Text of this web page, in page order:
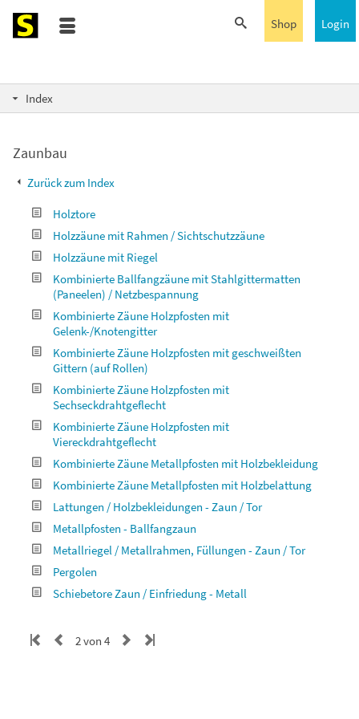
Login
Shop
Index
Zaunbau
Zurück zum Index
Holztore
Holzzäune mit Rahmen / Sichtschutzzäune
Holzzäune mit Riegel
Kombinierte Ballfangzäune mit Stahlgittermatten
(Paneelen) / Netzbespannung
Kombinierte Zäune Holzpfosten mit
Gelenk-/Knotengitter
Kombinierte Zäune Holzpfosten mit geschweißten
Gittern (auf Rollen)
Kombinierte Zäune Holzpfosten mit
Sechseckdrahtgeflecht
Kombinierte Zäune Holzpfosten mit
Viereckdrahtgeflecht
Kombinierte Zäune Metallpfosten mit Holzbekleidung
Kombinierte Zäune Metallpfosten mit Holzbelattung
Lattungen / Holzbekleidungen - Zaun / Tor
Metallpfosten - Ballfangzaun
Metallriegel / Metallrahmen, Füllungen - Zaun / Tor
Pergolen
Schiebetore Zaun / Einfriedung - Metall
2 von 4